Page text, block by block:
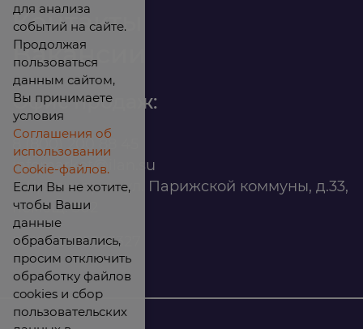
Контакты
Вакансии
Офис продаж:
infomarket@ilan.su
г. Красноярск, ул. Парижской коммуны, д.33,
помещ. 302
ИНН: 2465263327
для анализа
событий на сайте.
Продолжая
пользоваться
данным сайтом,
Вы принимаете
условия
Соглашения об
использовании
Cookie-файлов.
Если Вы не хотите,
чтобы Ваши
данные
обрабатывались,
просим отключить
обработку файлов
cookies и сбор
пользовательских